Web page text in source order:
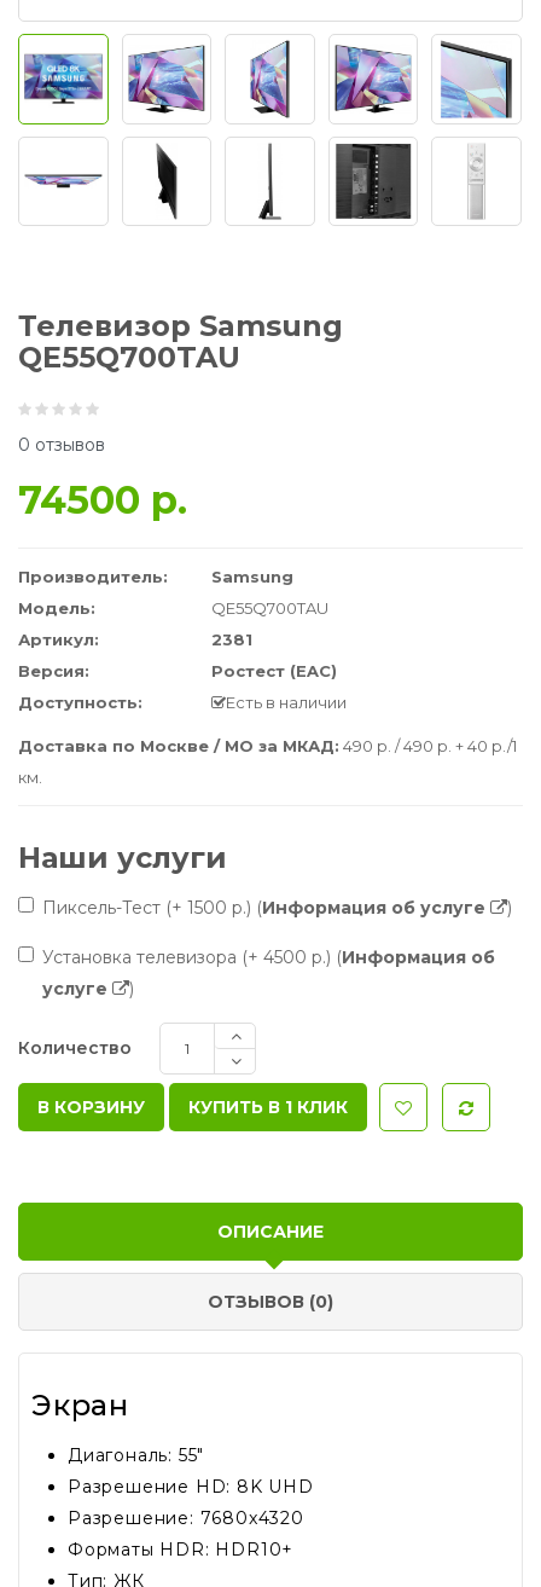
Телевизор Samsung
QE55Q700TAU
0 отзывов
74500 р.
Производитель:
Samsung
Модель:
QE55Q700TAU
Артикул:
2381
Версия:
Ростест (EAC)
Доступность:
Есть в наличии
Доставка по Москве / МО за МКАД: 490 р. / 490 р. + 40 р./1
км.
Наши услуги
Пиксель-Тест (+ 1500 р.) (Информация об услуге )
Установка телевизора (+ 4500 р.) (Информация об
услуге
)
Количество
КУПИТЬ В 1 КЛИК
ОПИСАНИЕ
ОТЗЫВОВ (0)
Экран
Диагональ: 55"
Разрешение HD: 8K UHD
Разрешение: 7680x4320
Форматы HDR: HDR10+
Тип: ЖК